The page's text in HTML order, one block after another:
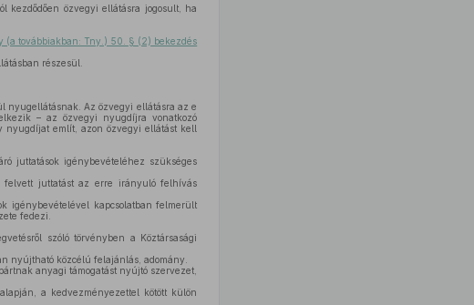
kezdődően özvegyi ellátásra jogosult, ha
(a továbbiakban: Tny.) 50. § (2) bekezdés
részesül.
nyugellátásnak. Az özvegyi ellátásra az e
– az özvegyi nyugdíjra vonatkozó
nyugdíjat említ, azon özvegyi ellátást kell
juttatások igénybevételéhez szükséges
felvett juttatást az erre irányuló felhívás
igénybevételével kapcsolatban felmerült
fedezi.
szóló törvényben a Köztársasági
nyújtható közcélú felajánlás, adomány.
anyagi támogatást nyújtó szervezet,
a kedvezményezettel kötött külön